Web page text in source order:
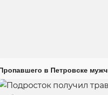
в Петровске